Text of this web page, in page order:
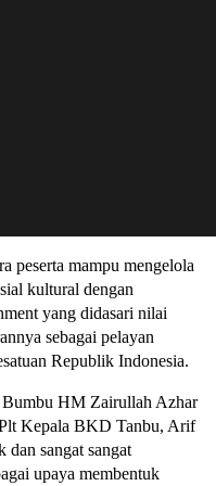
peserta mampu mengelola
kultural dengan
yang didasari nilai
sebagai pelayan
Republik Indonesia.
Bumbu HM Zairullah Azhar
Kepala BKD Tanbu, Arif
sangat sangat
upaya membentuk